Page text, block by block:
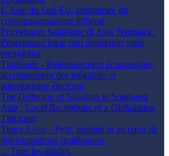
L’Asie du Sud-Est, laboratoire du
constitutionnalisme illibéral
Penyebaran Salafisme di Asia Tenggara :
Penerimaan lokal dari pemikiran yang
menglobal
Thaïlande - Ralentissement économique,
accroissement des inégalités et
autoritarisme électoral
The Diffusion of Salafism in Southeast
Asia : Local Receptions of a Globalizing
Thinking
Timor-Leste - Petit, lointain et au cœur de
préoccupations stratégiques
... Tous les articles